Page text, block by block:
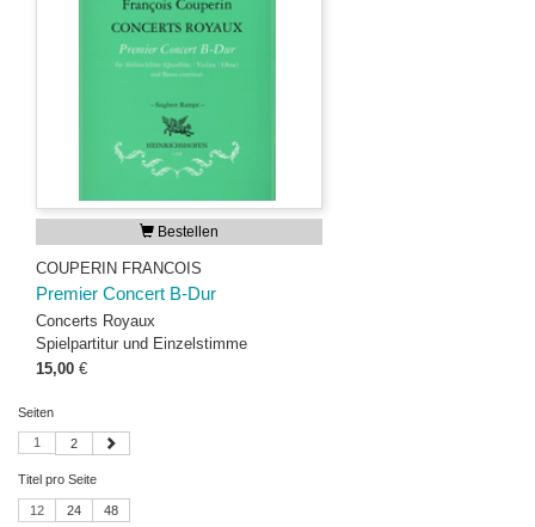
Bestellen
COUPERIN FRANCOIS
Premier Concert B-Dur
Concerts Royaux
Spielpartitur und Einzelstimme
15,00 €
Seiten
1 2
Titel pro Seite
12 24 48